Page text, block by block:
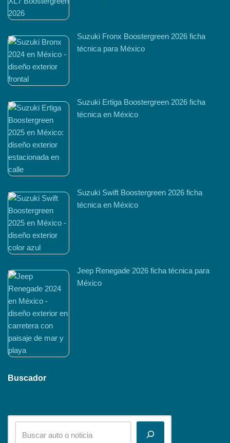
Suzuki Fronx Boostergreen 2026 ficha
técnica para México
Suzuki Ertiga Boostergreen 2026 ficha
técnica en México
Suzuki Swift Boostergreen 2026 ficha
técnica en México
Jeep Renegade 2026 ficha técnica para
México
Buscador